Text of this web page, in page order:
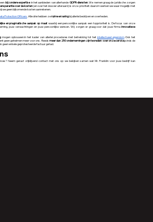
bijzondere expertisein het aanbieden van allerhande GDPR-diensten. We nemen graag de juridische zorgen
over de kosten(en over het dossier uiteraard) is onze prioriteit: daarom werken we waar mogelijk met
we geen bijkomende kosten aanrekenen.
Protection Officers . Alle drie hebben zeruime ervaringbij allerlei bedrijven en overheden.
en pragmatische aanpak op maat waarbij een persoonlijke aanpak een topprioriteit is. De focus van onze
jouw verwachtingen en jouw persoonlijke wensen. Wij zorgen er graag voor dat jouw firmainnovatieve
mogen opbouwen in het kader van allerlei procedures met betrekking tot het intellectueel eigendom. Ook het
geen geheimen meer voor ons. Reeds meer dan 250 ondernemingen zijn tevreden over onze service;sinds de
geen enkele geprotesteerde factuur gehad.
Neem gerust vrijblijvend contact met ons op: we bekijken samen wat Mr. Franklin voor jouw bedrijf kan